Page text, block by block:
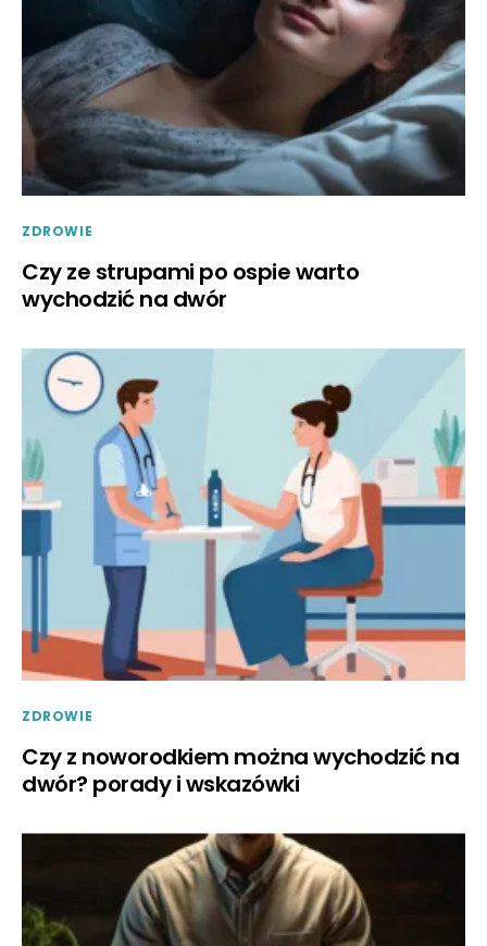
ZDROWIE
Czy ze strupami po ospie warto
wychodzić na dwór
ZDROWIE
Czy z noworodkiem można wychodzić na
dwór? porady i wskazówki